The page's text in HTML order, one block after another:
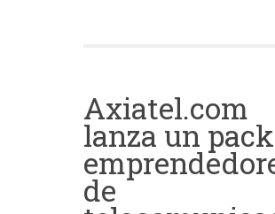
Axiatel.com
lanza un pack
de